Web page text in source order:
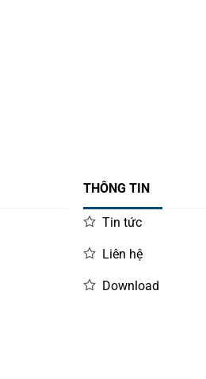
THÔNG TIN
Tin tức
Liên hệ
Download